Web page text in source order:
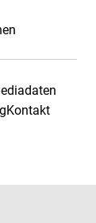
Kontakt